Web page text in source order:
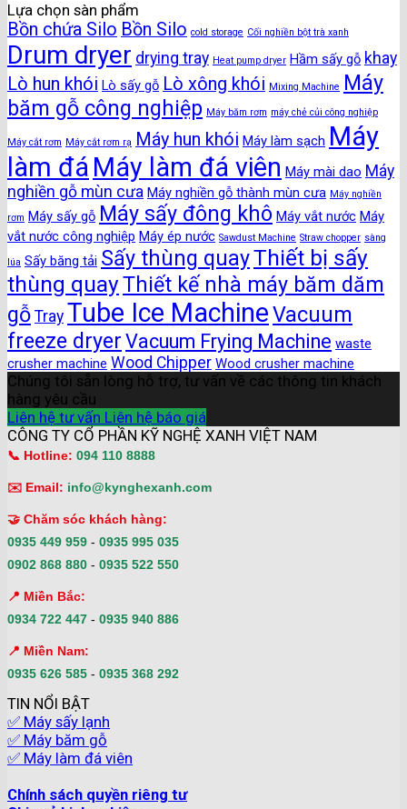
Lựa chọn sàn phẩm
Bồn chứa Silo Bồn Silo cold storage Cối nghiền bột trà xanh
Drum dryer drying tray Heat pump dryer Hầm sấy gỗ khay
Lò hun khói Lò sấy gỗ Lò xông khói Mixing Machine Máy
băm gỗ công nghiệp Máy băm rơm máy chẻ củi công nghiệp
Máy cắt rơm Máy cắt rơm rạ Máy hun khói Máy làm sạch Máy
làm đá Máy làm đá viên Máy mài dao Máy
nghiền gỗ mùn cưa Máy nghiền gỗ thành mùn cưa Máy nghiền
rơm Máy sấy gỗ Máy sấy đông khô Máy vắt nước Máy
vắt nước công nghiệp Máy ép nước Sawdust Machine Straw chopper sàng
lúa Sấy băng tải Sấy thùng quayThiết bị sấy
thùng quayThiết kế nhà máy băm dăm
gỗ Tray Tube Ice MachineVacuum
freeze dryer Vacuum Frying Machine waste
crusher machine Wood Chipper Wood crusher machine
Chúng tôi sẵn lòng hỗ trợ, tư vấn về các thông tin khách
hàng yêu cầu
Liên hệ tư vấn Liên hệ báo giá
CÔNG TY CỔ PHẦN KỸ NGHỆ XANH VIỆT NAM
📞 Hotline: 094 110 8888
✉️ Email: info@kynghexanh.com
🤝 Chăm sóc khách hàng:
0935 449 959 - 0935 995 035
0902 868 880 - 0935 522 550
📍 Miền Bắc:
0934 722 447 - 0935 940 886
📍 Miền Nam:
0935 626 585 - 0935 368 292
TIN NỔI BẬT
✅ Máy sấy lạnh
✅ Máy băm gỗ
✅ Máy làm đá viên
Chính sách quyền riêng tư